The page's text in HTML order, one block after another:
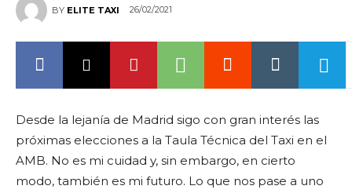
BY ELITE TAXI 26/02/2021
Desde la lejanía de Madrid sigo con gran interés las
próximas elecciones a la Taula Técnica del Taxi en el
AMB. No es mi cuidad y, sin embargo, en cierto
modo, también es mi futuro. Lo que nos pase a uno